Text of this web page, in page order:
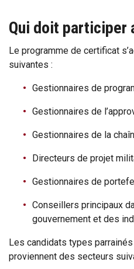
Qui doit participer
Le programme de certificat
suivantes :
Gestionnaires de
Gestionnaires de
Gestionnaires de la
Directeurs de projet
Gestionnaires de
Conseillers principaux
gouvernement et des
Les candidats types
proviennent des secteurs